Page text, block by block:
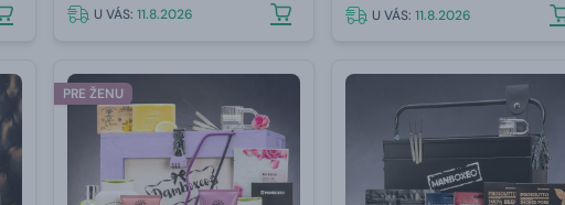
U VÁS: 11.8.2026 U VÁS:11.8.2026
PRE ŽENU